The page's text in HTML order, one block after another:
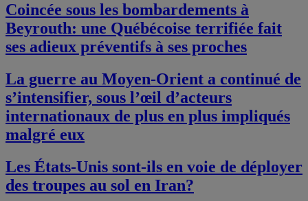
Coincée sous les bombardements à
Beyrouth: une Québécoise terrifiée fait
ses adieux préventifs à ses proches
La guerre au Moyen-Orient a continué de
s’intensifier, sous l’œil d’acteurs
internationaux de plus en plus impliqués
malgré eux
Les États-Unis sont-ils en voie de déployer
des troupes au sol en Iran?